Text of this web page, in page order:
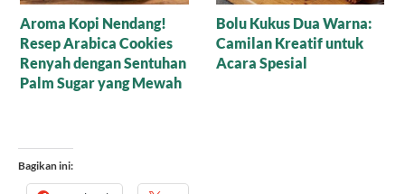
Resep Palm Sugar Cake,
Manisnya Indonesia
Dalam Setiap Gigitan
Chesnut Strudel dengan
Sentuhan Karamel Gula
Arenga, Rahasia Dessert
Bagikan ini: